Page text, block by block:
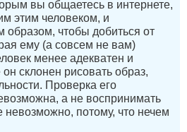
вы общаетесь в интернете,
этим человеком, и
образом, чтобы добиться от
ему (а совсем не вам)
менее адекватен и
склонен рисовать образ,
Проверка его
а не воспринимать
невозможно, потому, что нечем